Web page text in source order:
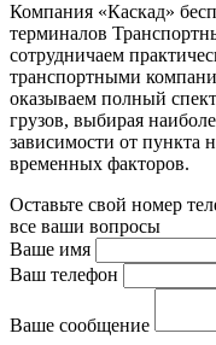
Компания «Каскад»
терминалов
сотрудничаем
транспортными
оказываем полный
грузов, выбирая
зависимости от пункта
временных факторов.
Оставьте свой номер
все ваши вопросы
Ваше имя
Ваш телефон
Ваше сообщение